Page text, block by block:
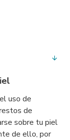
uso de
de
sobre tu piel
de ello, por